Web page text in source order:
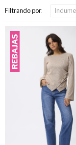
Filtrando por: